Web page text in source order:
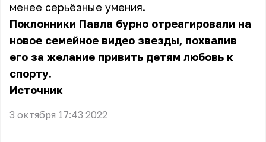
менее серьёзные умения.
Поклонники Павла бурно отреагировали на
новое семейное видео звезды, похвалив
его за желание привить детям любовь к
спорту.
Источник
3 октября 17:43 2022